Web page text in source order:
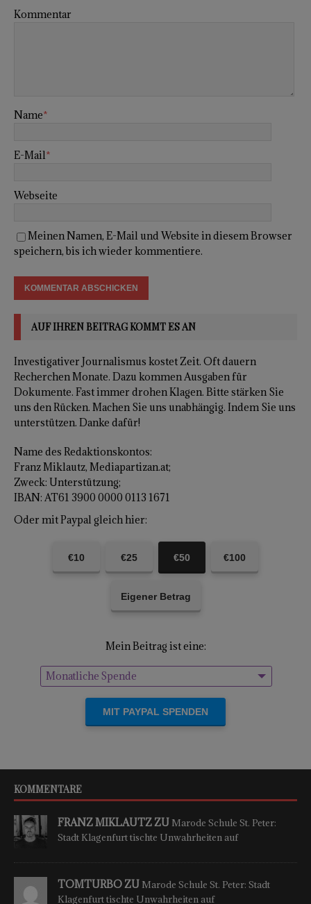
Kommentar
Name*
E-Mail*
Webseite
Meinen Namen, E-Mail und Website in diesem Browser
speichern, bis ich wieder kommentiere.
AUF IHREN BEITRAG KOMMT ES AN
Investigativer Journalismus kostet Zeit. Oft dauern
Recherchen Monate. Dazu kommen Ausgaben für
Dokumente. Fast immer drohen Klagen. Bitte stärken Sie
uns den Rücken. Machen Sie uns unabhängig. Indem Sie uns
unterstützen. Danke dafür!
Name des Redaktionskontos:
Franz Miklautz, Mediapartizan.at;
Zweck: Unterstützung;
IBAN: AT61 3900 0000 0113 1671
Oder mit Paypal gleich hier:
€10 €25 €50 €100
Eigener Betrag
Mein Beitrag ist eine:
Einmalige Spende
Monatliche Spende
KOMMENTARE
FRANZ MIKLAUTZ ZU Marode Schule St. Peter:
Stadt Klagenfurt tischte Unwahrheiten auf
TOMTURBO ZU Marode Schule St. Peter: Stadt
Klagenfurt tischte Unwahrheiten auf